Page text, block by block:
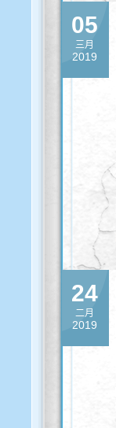
05
三月
2019
24
二月
2019